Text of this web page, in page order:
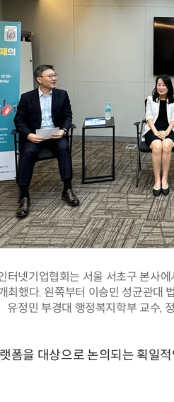
터넷기업협회는 서울 서초구 본사
최했다. 왼쪽부터 이승민 성균관대
유정민 부경대 행정복지학부 교수,
폼을 대상으로 논의되는 획일